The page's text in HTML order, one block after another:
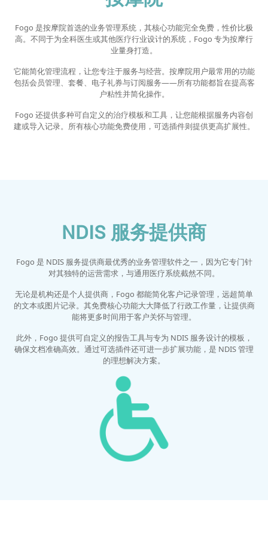
Fogo 是按摩院首选的业务管理系统，其核心功能完全免费，性价比极
高。不同于为全科医生或其他医疗行业设计的系统，Fogo 专为按摩行
业量身打造。
它能简化管理流程，让您专注于服务与经营。按摩院用户最常用的功能
包括会员管理、套餐、电子礼券与订阅服务——所有功能都旨在提高客
户粘性并简化操作。
Fogo 还提供多种可自定义的治疗模板和工具，让您能根据服务内容创
建或导入记录。所有核心功能免费使用，可选插件则提供更高扩展性。
NDIS 服务提供商
Fogo 是 NDIS 服务提供商最优秀的业务管理软件之一，因为它专门针
对其独特的运营需求，与通用医疗系统截然不同。
无论是机构还是个人提供商，Fogo 都能简化客户记录管理，远超简单
的文本或图片记录。其免费核心功能大大降低了行政工作量，让提供商
能将更多时间用于客户关怀与管理。
此外，Fogo 提供可自定义的报告工具与专为 NDIS 服务设计的模板，
确保文档准确高效。通过可选插件还可进一步扩展功能，是 NDIS 管理
的理想解决方案。